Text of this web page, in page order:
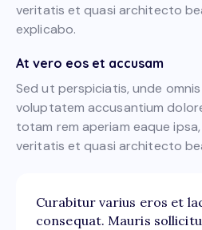
veritatis et quasi architecto
explicabo.
At vero eos et accusam
Sed ut perspiciatis, unde
voluptatem accusantium
totam rem aperiam eaque
veritatis et quasi architecto
Curabitur varius eros et
consequat. Mauris